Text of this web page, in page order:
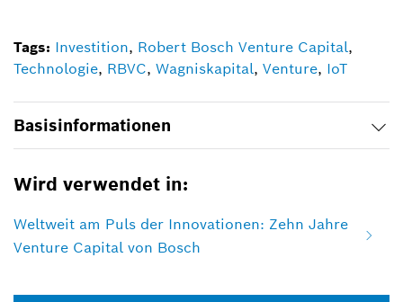
Tags: Investition, Robert Bosch Venture Capital,
Technologie, RBVC, Wagniskapital, Venture, IoT
Basisinformationen
Wird verwendet in:
Weltweit am Puls der Innovationen: Zehn Jahre
Venture Capital von Bosch